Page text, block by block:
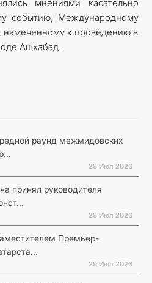
мнениями касательно
событию, Международному
к проведению в
Ашхабад.
раунд межмидовских
29 Июл 2026
принял руководителя
29 Июл 2026
Премьер-
29 Июл 2026